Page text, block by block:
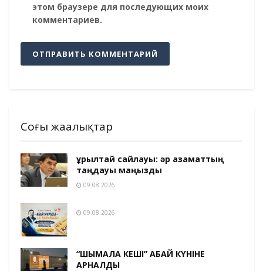
этом браузере для последующих моих
комментариев.
Соңғы жаңалықтар
Құрылтай сайлауы: әр азаматтың
таңдауы маңызды
09.08.2026
09.08.2026
“ШЫМҚАЛА КЕШІ” АБАЙ КҮНІНЕ
АРНАЛДЫ